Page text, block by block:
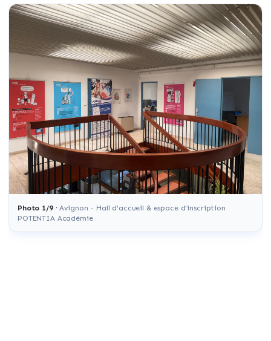
Photo 1/9·Avignon - Hall d'accueil & espace d'inscription
POTENTIA Académie